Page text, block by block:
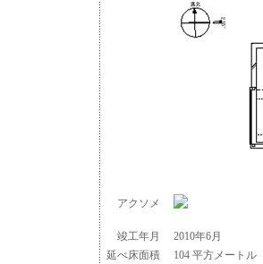
アクソメ
竣工年月
2010年6月
延べ床面積
104 平方メートル